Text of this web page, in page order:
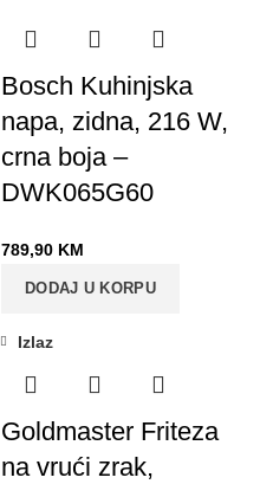
Bosch Kuhinjska
napa, zidna, 216 W,
crna boja –
DWK065G60
789,90 KM
DODAJ U KORPU
Izlaz
Goldmaster Friteza
na vrući zrak,